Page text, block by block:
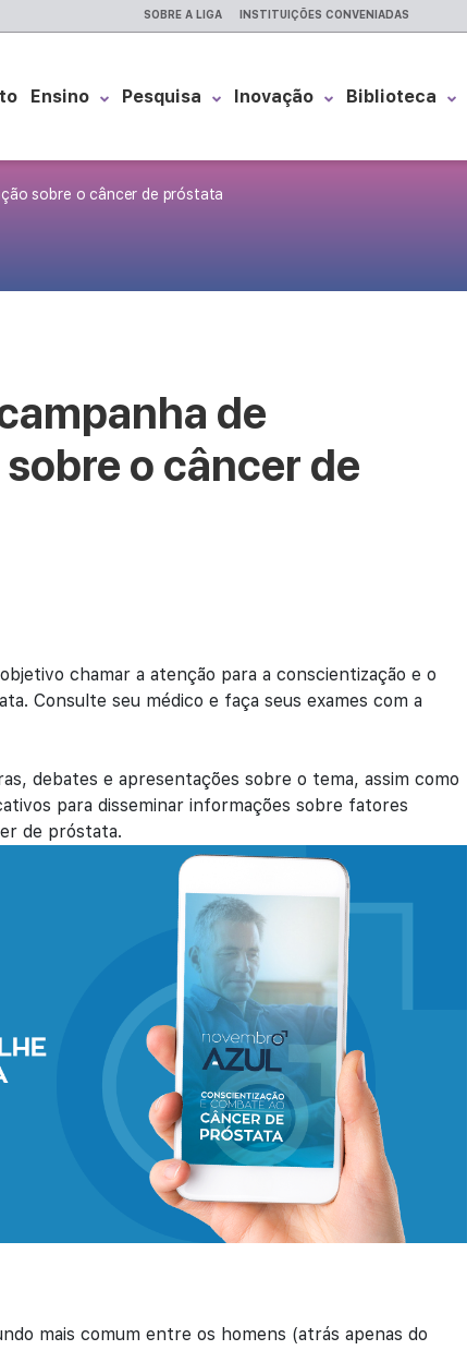
SOBRE A LIGA INSTITUIÇÕES CONVENIADAS
Ensino Pesquisa Inovação Biblioteca
sobre o câncer de próstata
de
o câncer de
chamar a atenção para a conscientização e o
Consulte seu médico e faça seus exames com a
debates e apresentações sobre o tema, assim como
para disseminar informações sobre fatores
de próstata.
mais comum entre os homens (atrás apenas do